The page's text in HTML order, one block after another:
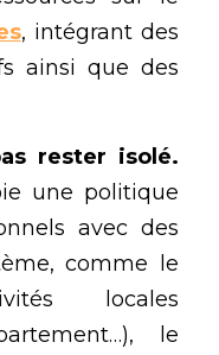
, intégrant des
ainsi que des
rester isolé.
une politique
avec des
locales